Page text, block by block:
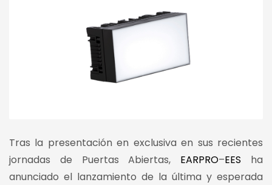
Tras la presentación en exclusiva en sus recientes
jornadas de Puertas Abiertas, EARPRO–EES ha
anunciado el lanzamiento de la última y esperada